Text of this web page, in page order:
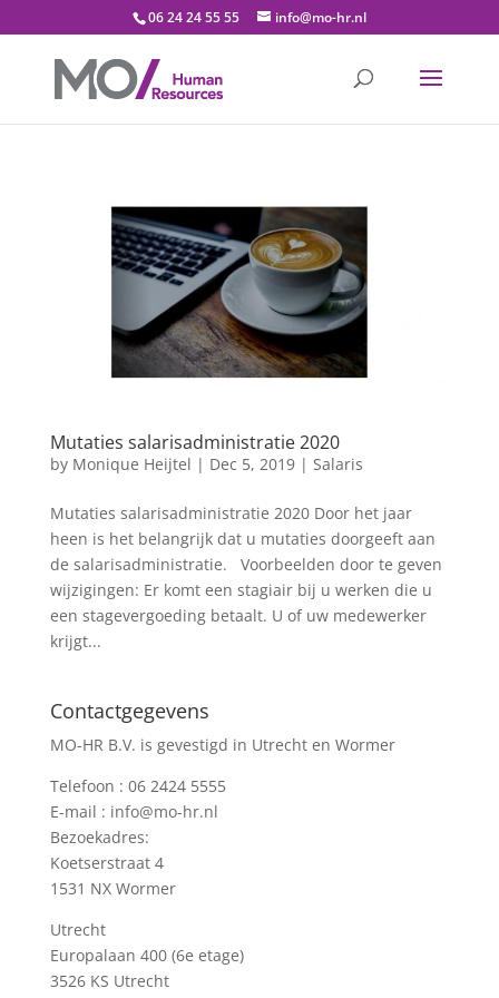
06 24 24 55 55 info@mo-hr.nl
Mutaties salarisadministratie 2020
by Monique Heijtel | Dec 5, 2019| Salaris
Mutaties salarisadministratie 2020 Door het jaar
heen is het belangrijk dat u mutaties doorgeeft aan
de salarisadministratie. Voorbeelden door te geven
wijzigingen: Er komt een stagiair bij u werken die u
een stagevergoeding betaalt. U of uw medewerker
krijgt...
Contactgegevens
MO-HR B.V. is gevestigd in Utrecht en Wormer
Telefoon : 06 2424 5555
E-mail : info@mo-hr.nl
Bezoekadres:
Koetserstraat 4
1531 NX Wormer
Utrecht
Europalaan 400 (6e etage)
3526 KS Utrecht